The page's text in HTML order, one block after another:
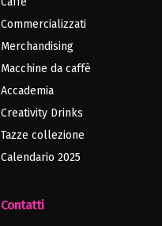
Commercializzati
Merchandising
Macchine da caffè
Accademia
Creativity Drinks
Tazze collezione
Calendario 2025
Contatti